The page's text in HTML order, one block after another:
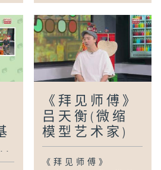
《拜见师傅》
吕天衡(微缩
模型艺术家)
《拜见师傅》